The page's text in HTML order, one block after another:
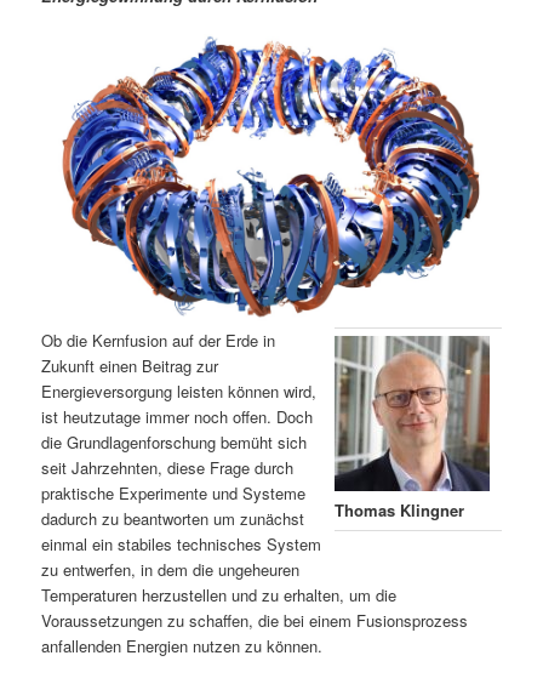
e
h
a
l
t
s
p
ä
I
n
h
a
l
t
n
Thomas Klingner
Ob die Kernfusion auf der Erde in
Zukunft einen Beitrag zur
Energieversorgung leisten können wird,
ist heutzutage immer noch offen. Doch
die Grundlagenforschung bemüht sich
seit Jahrzehnten, diese Frage durch
praktische Experimente und Systeme
dadurch zu beantworten um zunächst
einmal ein stabiles technisches System
zu entwerfen, in dem die ungeheuren
Temperaturen herzustellen und zu erhalten, um die
Voraussetzungen zu schaffen, die bei einem Fusionsprozess
anfallenden Energien nutzen zu können.